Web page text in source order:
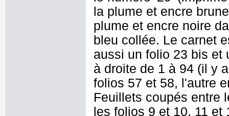
la plume et encre
plume et encre noire
bleu collée. Le carnet
aussi un folio 23 bis et
à droite de 1 à 94 (il y
folios 57 et 58, l'autre
Feuillets coupés entre
les folios 9 et 10, 11